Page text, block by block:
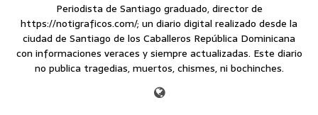
Periodista de Santiago graduado, director de
https://notigraficos.com/; un diario digital realizado desde la
ciudad de Santiago de los Caballeros República Dominicana
con informaciones veraces y siempre actualizadas. Este diario
no publica tragedias, muertos, chismes, ni bochinches.